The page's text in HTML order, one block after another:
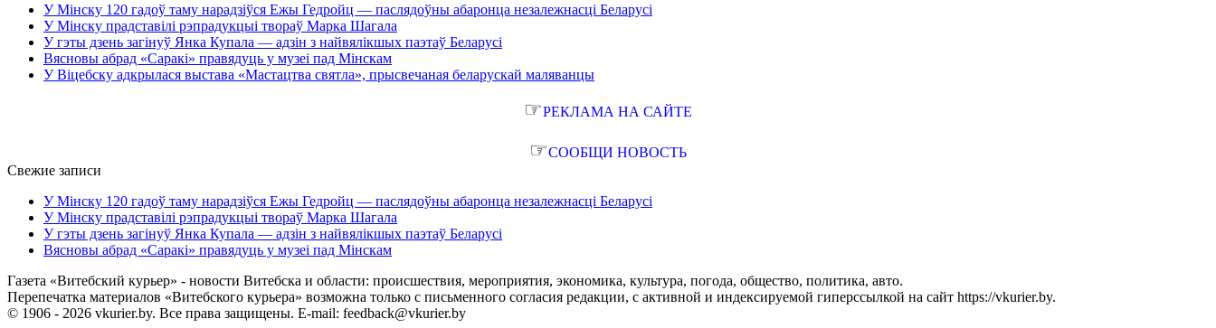
У Мінску 120 гадоў таму нарадзіўся Ежы Гедройц — паслядоўны абаронца незалежнасці Беларусі
У Мінску прадставілі рэпрадукцыі твораў Марка Шагала
У гэты дзень загінуў Янка Купала — адзін з найвялікшых паэтаў Беларусі
Вясновы абрад «Саракі» правядуць у музеі пад Мінскам
У Віцебску адкрылася выстава «Мастацтва святла», прысвечаная беларускай маляванцы
☞РЕКЛАМА НА САЙТЕ
☞СООБЩИ НОВОСТЬ
Свежие записи
У Мінску 120 гадоў таму нарадзіўся Ежы Гедройц — паслядоўны абаронца незалежнасці Беларусі
У Мінску прадставілі рэпрадукцыі твораў Марка Шагала
У гэты дзень загінуў Янка Купала — адзін з найвялікшых паэтаў Беларусі
Вясновы абрад «Саракі» правядуць у музеі пад Мінскам
Газета «Витебский курьер» - новости Витебска и области: происшествия, мероприятия, экономика, культура, погода, общество, политика, авто.
Перепечатка материалов «Витебского курьера» возможна только с письменного согласия редакции, с активной и индексируемой гиперссылкой на сайт https://vkurier.by.
© 1906 - 2026 vkurier.by. Все права защищены. E-mail: feedback@vkurier.by